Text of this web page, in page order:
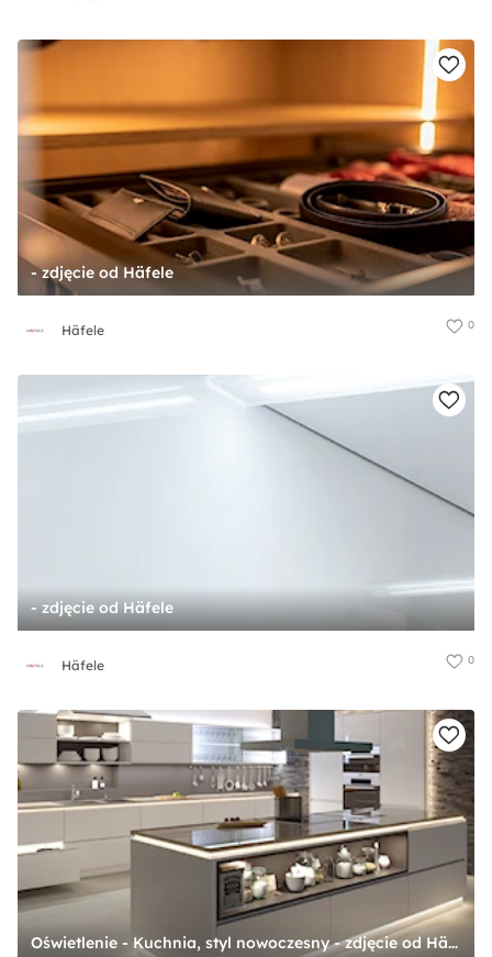
- zdjęcie od Häfele
Häfele 0
- zdjęcie od Häfele
Häfele 0
Oświetlenie - Kuchnia, styl nowoczesny - zdjęcie od Häfele